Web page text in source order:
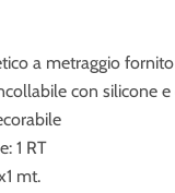
a metraggio
con silicone
1 RT
mt.